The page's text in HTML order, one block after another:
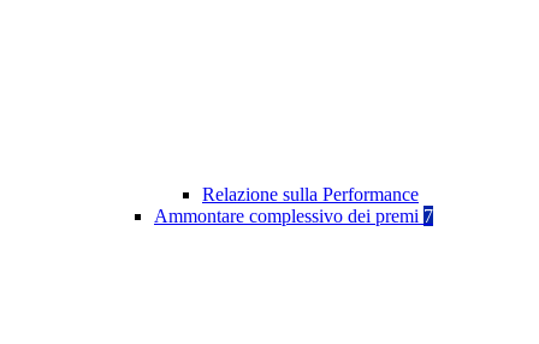
Relazione sulla Performance
Ammontare complessivo dei premi 7